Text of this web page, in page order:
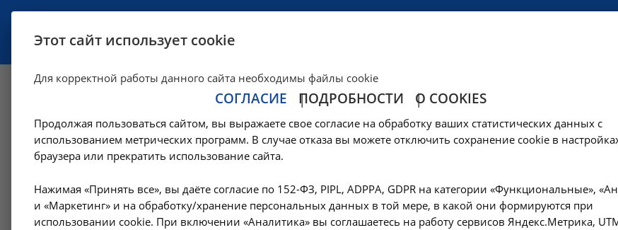
Сотрудники
Соцобеспечение — Сотрудники
Нет сотрудников
Регистрационные данные
Этот сайт использует cookie
Для корректной работы данного сайта необходимы файлы cookie
СОГЛАСИЕ ПОДРОБНОСТИ О COOKIES
Продолжая пользоваться сайтом, вы выражаете свое согласие на обработку ваших статистических данных с
использованием метрических программ. В случае отказа вы можете отключить сохранение cookie в
браузера или прекратить использование сайта.
Нажимая «Принять все», вы даёте согласие по 152-ФЗ, PIPL, ADPPA, GDPR на категории «Функциональные»,
и «Маркетинг» и на обработку/хранение персональных данных в той мере, в какой они формируются при
использовании cookie. При включении «Аналитика» вы соглашаетесь на работу сервисов Яндекс.Метрика,